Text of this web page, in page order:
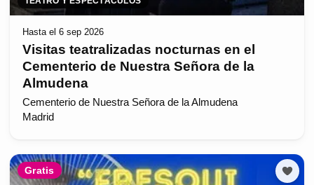
Hasta el 6 sep 2026
Visitas teatralizadas nocturnas en el
Cementerio de Nuestra Señora de la
Almudena
Cementerio de Nuestra Señora de la Almudena
Madrid
Gratis